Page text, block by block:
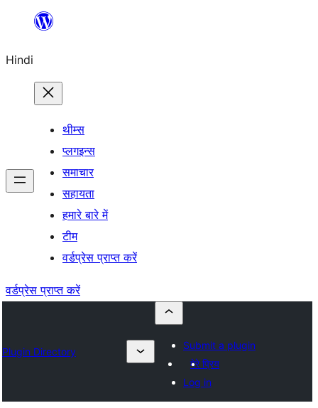
सामग्री
जाएं
Hindi
थीम्स
प्लगइन्स
समाचार
सहायता
हमारे बारे में
टीम
वर्डप्रेस प्राप्त करें
वर्डप्रेस प्राप्त करें
Plugin Directory
Submit a plugin
मेरे प्रिय
Log in